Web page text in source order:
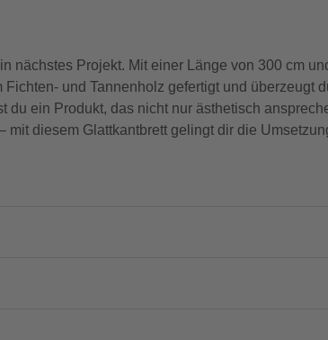
nächstes Projekt. Mit einer Länge von 300 cm
und Tannenholz gefertigt und überzeugt
ein Produkt, das nicht nur ästhetisch
diesem Glattkantbrett gelingt dir die